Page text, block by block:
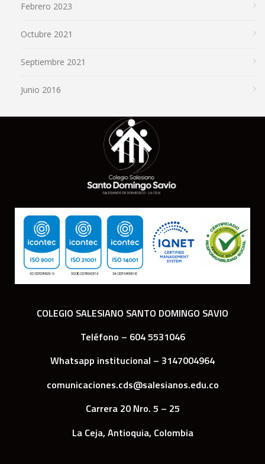
Febrero 2023
Octubre 2021
Septiembre 2021
Junio 2016
COLEGIO SALESIANO SANTO DOMINGO SAVIO
Teléfono – 604 5531046
Whatsapp institucional – 3147004964
comunicaciones.cds@salesianos.edu.co
Carrera 20 Nro. 5 – 25
La Ceja, Antioquia, Colombia